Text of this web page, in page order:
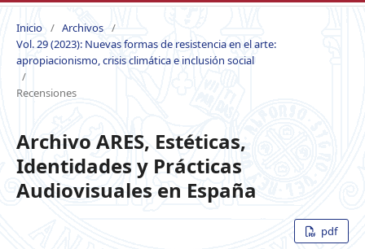
Inicio / Archivos /
Vol. 29 (2023): Nuevas formas de resistencia en el arte:
apropiacionismo, crisis climática e inclusión social
/
Recensiones
Archivo ARES, Estéticas,
Identidades y Prácticas
Audiovisuales en España
pdf